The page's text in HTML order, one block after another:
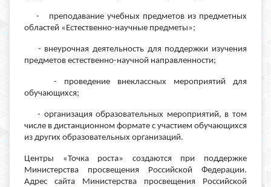
- преподавание учебных предметов из предметных
областей «Естественно-научные предметы»;
- внеурочная деятельность для поддержки изучения
предметов естественно-научной направленности;
- проведение внеклассных мероприятий для
обучающихся;
- организация образовательных мероприятий, в том
числе в дистанционном формате с участием обучающихся
из других образовательных организаций.
Центры «Точка роста» создаются при поддержке
Министерства просвещения Российской Федерации.
Адрес сайта Министерства просвещения Российской